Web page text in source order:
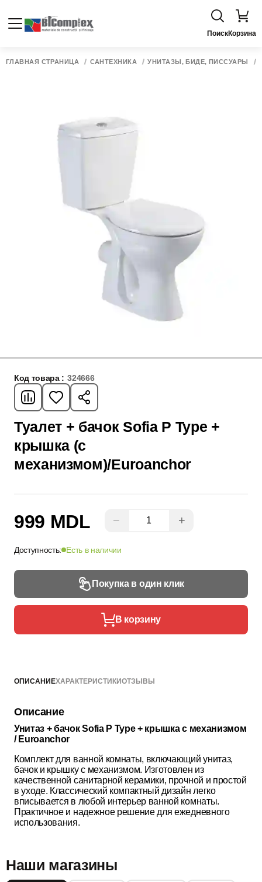
ПоискКорзина
ГЛАВНАЯ СТРАНИЦА САНТЕХНИКА УНИТАЗЫ, БИДЕ, ПИССУАРЫ
Код товара : 324666
Туалет + бачок Sofia P Type +
крышка (с
механизмом)/Euroanchor
999 MDL − +
Доступность: Есть в наличии
Покупка в один клик
В корзину
ОПИСАНИЕХАРАКТЕРИСТИКИОТЗЫВЫ
Описание
Унитаз + бачок Sofia P Type + крышка с механизмом
/ Euroanchor
Комплект для ванной комнаты, включающий унитаз,
бачок и крышку с механизмом. Изготовлен из
качественной санитарной керамики, прочной и простой
в уходе. Классический компактный дизайн легко
вписывается в любой интерьер ванной комнаты.
Практичное и надежное решение для ежедневного
использования.
Наши магазины